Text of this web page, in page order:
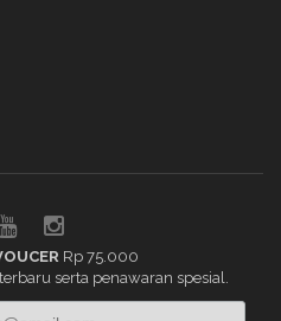
Rp 75.000
serta penawaran spesial.